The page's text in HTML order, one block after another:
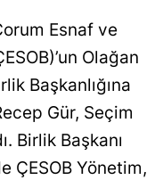
Balıkesir
Bilecik
Esnaf ve
Olağan
Başkanlığına
Gür, Seçim
Birlik Başkanı
ÇESOB Yönetim,